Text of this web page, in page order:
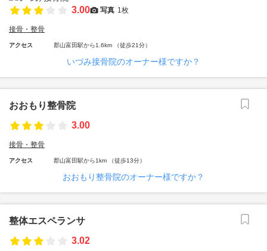
3.00 写真 1枚
接骨・整骨
アクセス 郡山富田駅から1.6km （徒歩21分）
いづみ接骨院のオーナー様ですか？
おおもり整骨院
3.00
接骨・整骨
アクセス 郡山富田駅から1km （徒歩13分）
おおもり整骨院のオーナー様ですか？
整体エスペランサ
3.02